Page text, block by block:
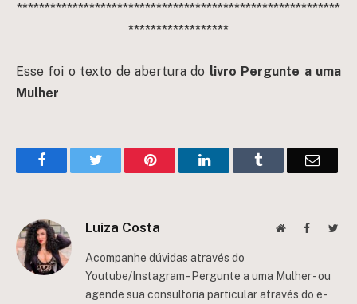
**********************************************************
******************
Esse foi o texto de abertura do livro Pergunte a uma
Mulher
FacebookTwitter Pinterest LinkedInTumblr Email
Luiza Costa WebsiteFacebook
Acompanhe dúvidas através do
Youtube/Instagram - Pergunte a uma Mulher - ou
agende sua consultoria particular através do e-